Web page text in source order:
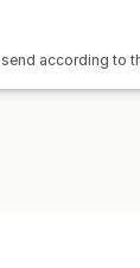
according to